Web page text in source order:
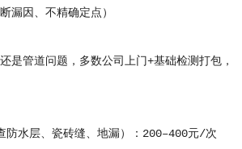
因、不精确定点）
管道问题，多数公司上门+基础检测打包，
水层、瓷砖缝、地漏）：200–400元/次